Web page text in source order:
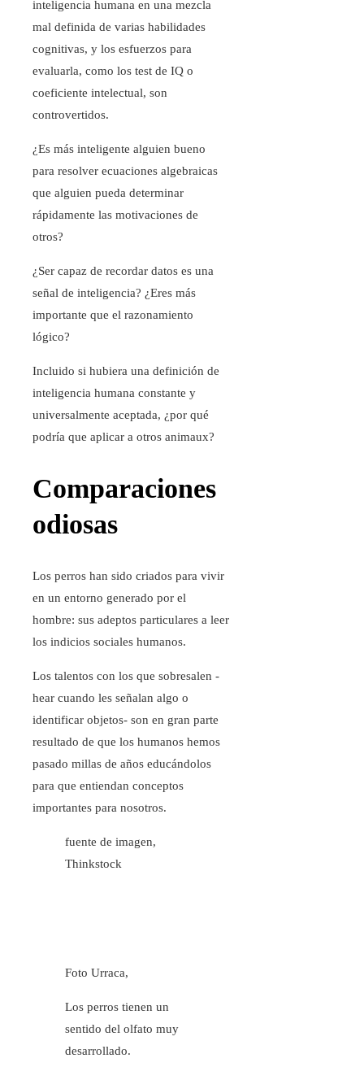
inteligencia humana en una mezcla
mal definida de varias habilidades
cognitivas, y los esfuerzos para
evaluarla, como los test de IQ o
coeficiente intelectual, son
controvertidos.
¿Es más inteligente alguien bueno
para resolver ecuaciones algebraicas
que alguien pueda determinar
rápidamente las motivaciones de
otros?
¿Ser capaz de recordar datos es una
señal de inteligencia? ¿Eres más
importante que el razonamiento
lógico?
Incluido si hubiera una definición de
inteligencia humana constante y
universalmente aceptada, ¿por qué
podría que aplicar a otros animaux?
Comparaciones
odiosas
Los perros han sido criados para vivir
en un entorno generado por el
hombre: sus adeptos particulares a leer
los indicios sociales humanos.
Los talentos con los que sobresalen -
hear cuando les señalan algo o
identificar objetos- son en gran parte
resultado de que los humanos hemos
pasado millas de años educándolos
para que entiendan conceptos
importantes para nosotros.
fuente de imagen,
Thinkstock
Foto Urraca,
Los perros tienen un
sentido del olfato muy
desarrollado.